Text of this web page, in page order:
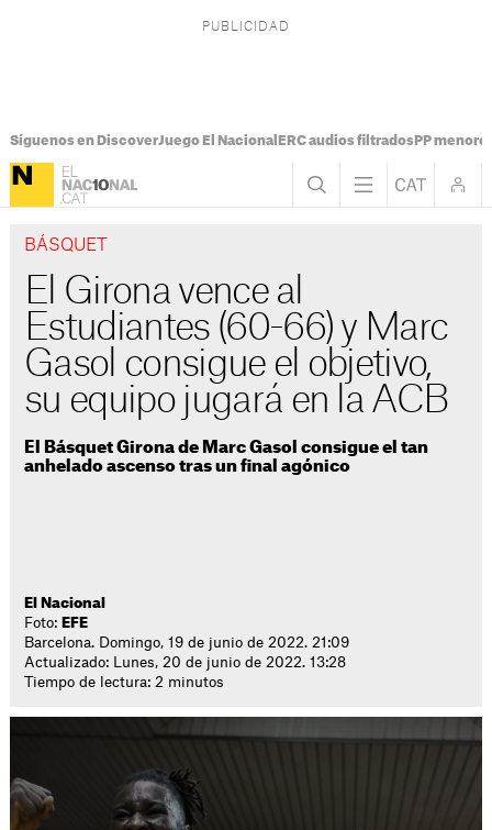
Síguenos en DiscoverJuego El Nacional ERC audios filtradosPP
BÁSQUET
El Girona vence al
Estudiantes (60-66) y Marc
Gasol consigue el objetivo,
su equipo jugará en la ACB
El Básquet Girona de Marc Gasol consigue el tan
anhelado ascenso tras un final agónico
El Nacional
Foto: EFE
Barcelona. Domingo, 19 de junio de 2022. 21:09
Actualizado: Lunes, 20 de junio de 2022. 13:28
Tiempo de lectura: 2 minutos